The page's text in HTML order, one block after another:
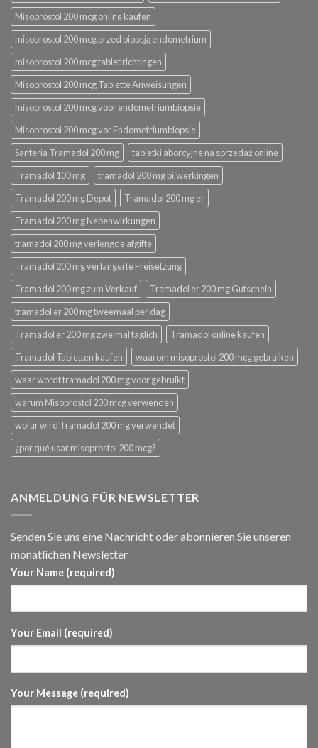
Misoprostol 200 mcg online kaufen
misoprostol 200 mcg przed biopsją endometrium
misoprostol 200 mcg tablet richtingen
Misoprostol 200 mcg Tablette Anweisungen
misoprostol 200 mcg voor endometriumbiopsie
Misoprostol 200 mcg vor Endometriumbiopsie
Santeria Tramadol 200 mg
tabletki aborcyjne na sprzedaż online
Tramadol 100 mg
tramadol 200 mg bijwerkingen
Tramadol 200 mg Depot
Tramadol 200 mg er
Tramadol 200 mg Nebenwirkungen
tramadol 200 mg verlengde afgifte
Tramadol 200 mg verlängerte Freisetzung
Tramadol 200 mg zum Verkauf
Tramadol er 200 mg Gutschein
tramadol er 200 mg tweemaal per dag
Tramadol er 200 mg zweimal täglich
Tramadol online kaufen
Tramadol Tabletten kaufen
waarom misoprostol 200 mcg gebruiken
waar wordt tramadol 200 mg voor gebruikt
warum Misoprostol 200 mcg verwenden
wofür wird Tramadol 200 mg verwendet
¿por qué usar misoprostol 200 mcg?
ANMELDUNG FÜR NEWSLETTER
Senden Sie uns eine Nachricht oder abonnieren Sie unseren
monatlichen Newsletter
Your Name (required)
Your Email (required)
Your Message (required)